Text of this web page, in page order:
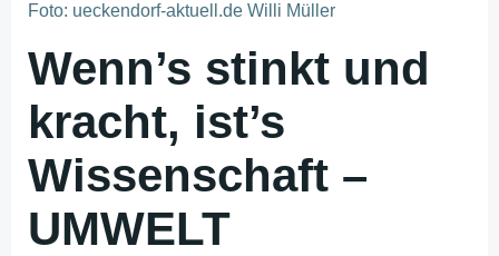
Foto: ueckendorf-aktuell.de Willi Müller
Wenn’s stinkt und
kracht, ist’s
Wissenschaft –
UMWELT